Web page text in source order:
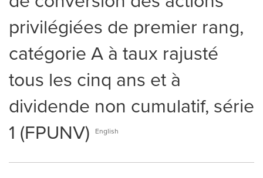
privilégiées de premier rang,
catégorie A à taux rajusté
tous les cinq ans et à
dividende non cumulatif, série
1 (FPUNV)
English